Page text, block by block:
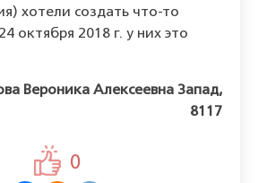
хотели создать что-то
октября 2018 г. у них это
Вероника Алексеевна Запад,
8117
0